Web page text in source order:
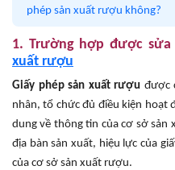
phép sản xuất rượu không?
1. Trường hợp được sửa
xuất rượu
Giấy phép sản xuất rượu được
nhân, tổ chức đủ điều kiện hoạt
dung về thông tin của cơ sở sản
địa bàn sản xuất, hiệu lực của
của cơ sở sản xuất rượu.